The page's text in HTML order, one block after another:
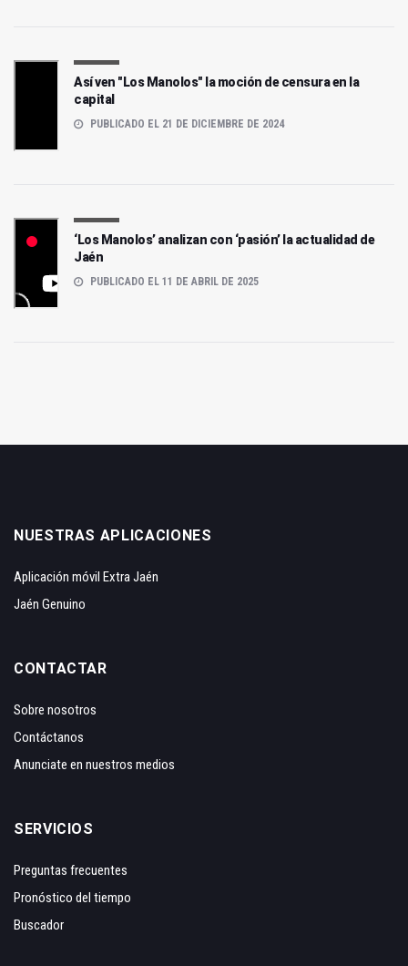
Así ven "Los Manolos" la moción de censura en la
capital
PUBLICADO EL 21 DE DICIEMBRE DE 2024
‘Los Manolos’ analizan con ‘pasión’ la actualidad de
Jaén
PUBLICADO EL 11 DE ABRIL DE 2025
NUESTRAS APLICACIONES
Aplicación móvil Extra Jaén
Jaén Genuino
CONTACTAR
Sobre nosotros
Contáctanos
Anunciate en nuestros medios
SERVICIOS
Preguntas frecuentes
Pronóstico del tiempo
Buscador